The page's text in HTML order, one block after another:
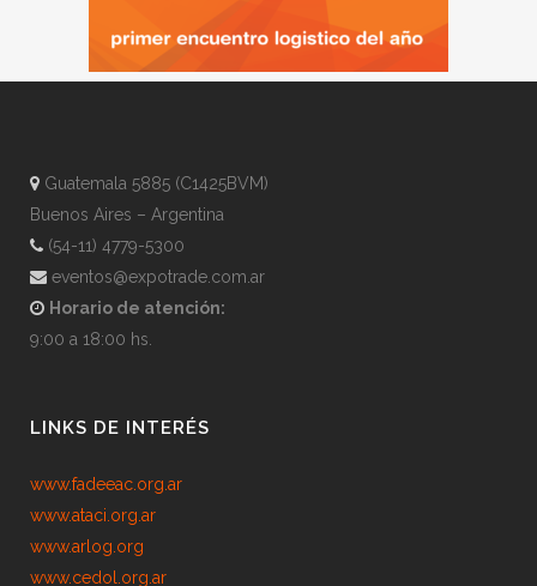
Guatemala 5885 (C1425BVM)
Buenos Aires – Argentina
(54-11) 4779-5300
eventos@expotrade.com.ar
Horario de atención:
9:00 a 18:00 hs.
LINKS DE INTERÉS
www.fadeeac.org.ar
www.ataci.org.ar
www.arlog.org
www.cedol.org.ar